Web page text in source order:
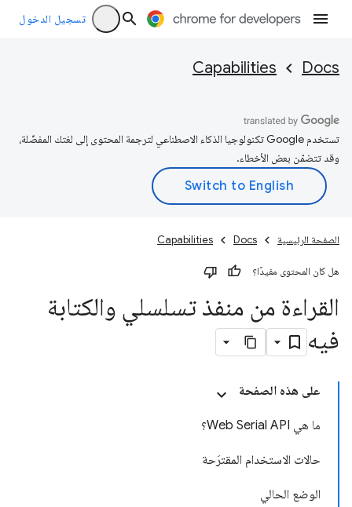
تسجيل الدخول
Docs
Capabilities
تستخدم Google تكنولوجيا الذكاء الاصطناعي لترجمة المحتوى إلى لغتك المفضّلة،
وقد تتضمّن بعض الأخطاء.
الصفحة الرئيسية Docs
Capabilities
هل كان المحتوى مفيدًا؟
القراءة من منفذ تسلسلي والكتابة
فيه
على هذه الصفحة
ما هي Web Serial API؟
حالات الاستخدام المقترَحة
الوضع الحالي